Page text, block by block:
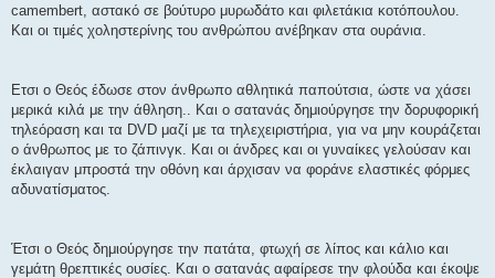
camembert, αστακό σε βούτυρο μυρωδάτο και φιλετάκια κοτόπουλου.
Και οι τιμές χοληστερίνης του ανθρώπου ανέβηκαν στα ουράνια.
Ετσι ο Θεός έδωσε στον άνθρωπο αθλητικά παπούτσια, ώστε να χάσει
μερικά κιλά με την άθληση.. Και ο σατανάς δημιούργησε την δορυφορική
τηλεόραση και τα DVD μαζί με τα τηλεχειριστήρια, για να μην κουράζεται
ο άνθρωπος με το ζάπινγκ. Και οι άνδρες και οι γυναίκες γελούσαν και
έκλαιγαν μπροστά την οθόνη και άρχισαν να φοράνε ελαστικές φόρμες
αδυνατίσματος.
Έτσι ο Θεός δημιούργησε την πατάτα, φτωχή σε λίπος και κάλιο και
γεμάτη θρεπτικές ουσίες. Και ο σατανάς αφαίρεσε την φλούδα και έκοψε